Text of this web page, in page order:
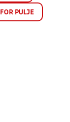
PULJE